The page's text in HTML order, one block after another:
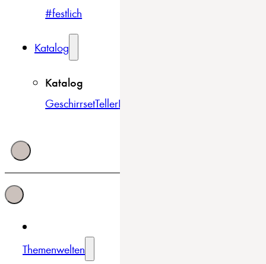
#festlich
Katalog
Katalog
GeschirrsetTellerBowls & Schüsseln
Themenwelten